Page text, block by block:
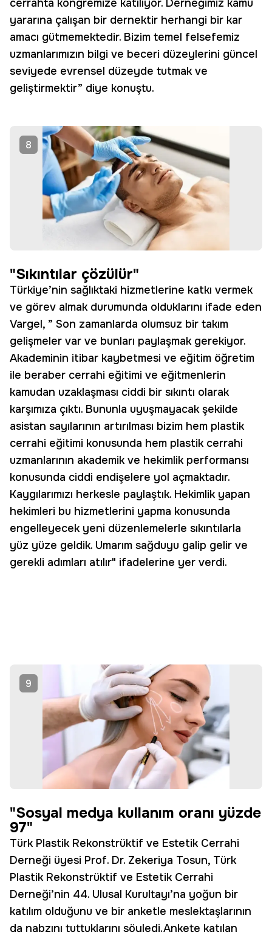
cerrahta kongremize katılıyor. Derneğimiz kamu
yararına çalışan bir dernektir herhangi bir kar
amacı gütmemektedir. Bizim temel felsefemiz
uzmanlarımızın bilgi ve beceri düzeylerini güncel
seviyede evrensel düzeyde tutmak ve
geliştirmektir” diye konuştu.
8
"Sıkıntılar çözülür"
Türkiye’nin sağlıktaki hizmetlerine katkı vermek
ve görev almak durumunda olduklarını ifade eden
Vargel, ” Son zamanlarda olumsuz bir takım
gelişmeler var ve bunları paylaşmak gerekiyor.
Akademinin itibar kaybetmesi ve eğitim öğretim
ile beraber cerrahi eğitimi ve eğitmenlerin
kamudan uzaklaşması ciddi bir sıkıntı olarak
karşımıza çıktı. Bununla uyuşmayacak şekilde
asistan sayılarının artırılması bizim hem plastik
cerrahi eğitimi konusunda hem plastik cerrahi
uzmanlarının akademik ve hekimlik performansı
konusunda ciddi endişelere yol açmaktadır.
Kaygılarımızı herkesle paylaştık. Hekimlik yapan
hekimleri bu hizmetlerini yapma konusunda
engelleyecek yeni düzenlemelerle sıkıntılarla
yüz yüze geldik. Umarım sağduyu galip gelir ve
gerekli adımları atılır" ifadelerine yer verdi.
9
"Sosyal medya kullanım oranı yüzde
97"
Türk Plastik Rekonstrüktif ve Estetik Cerrahi
Derneği üyesi Prof. Dr. Zekeriya Tosun, Türk
Plastik Rekonstrüktif ve Estetik Cerrahi
Derneği’nin 44. Ulusal Kurultayı’na yoğun bir
katılım olduğunu ve bir anketle meslektaşlarının
da nabzını tuttuklarını söyledi.Ankete katılan